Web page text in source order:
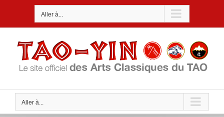
Aller à...
Aller à...